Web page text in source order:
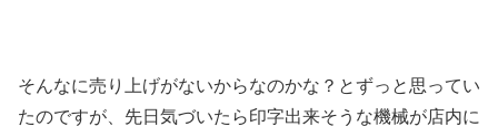
そんなに売り上げがないからなのかな？とずっと思ってい
たのですが、先日気づいたら印字出来そうな機械が店内に